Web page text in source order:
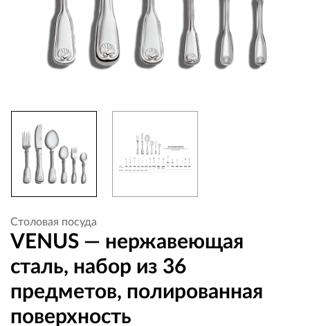
Столовая посуда
VENUS — нержавеющая
сталь, набор из 36
предметов, полированная
поверхность